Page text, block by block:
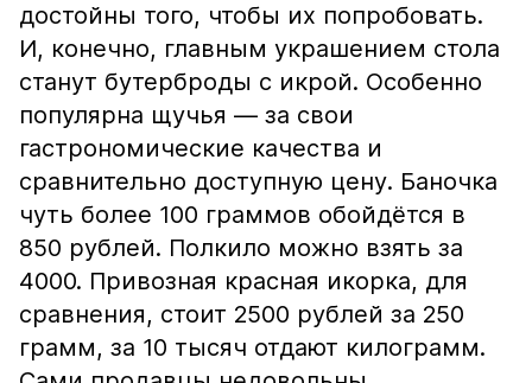
достойны того, чтобы их попробовать.
И, конечно, главным украшением стола
станут бутерброды с икрой. Особенно
популярна щучья — за свои
гастрономические качества и
сравнительно доступную цену. Баночка
чуть более 100 граммов обойдётся в
850 рублей. Полкило можно взять за
4000. Привозная красная икорка, для
сравнения, стоит 2500 рублей за 250
грамм, за 10 тысяч отдают килограмм.